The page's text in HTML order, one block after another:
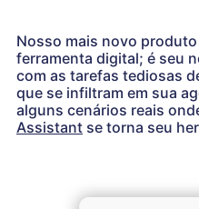
Nosso mais novo
ferramenta digital; é seu
com as tarefas tediosas
que se infiltram em sua
alguns cenários reais
Assistant se torna seu